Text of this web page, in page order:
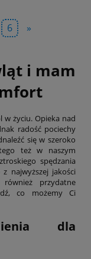
6 »
i mam
w życiu. Opieka nad
radość pociechy
się w szeroko
też w naszym
spędzania
najwyższej jakości
również przydatne
co możemy Ci
dla